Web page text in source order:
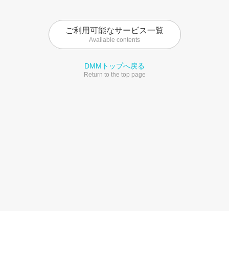
ご利用可能なサービス一覧
Available contents
DMMトップへ戻る
Return to the top page